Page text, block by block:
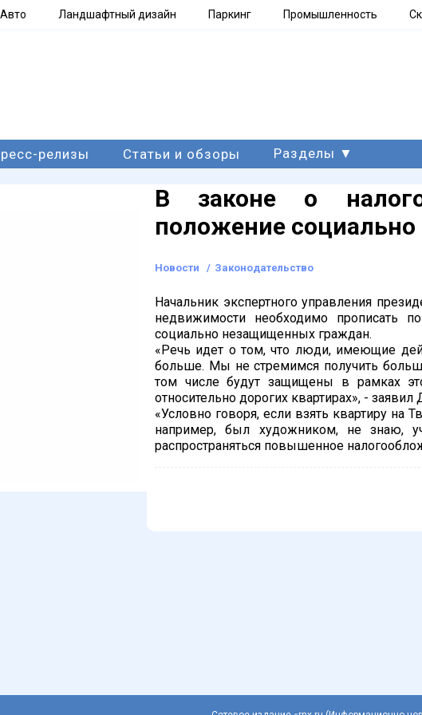
Авто Ландшафтный дизайн Паркинг Промышленность
релизы Статьи и обзоры Разделы ▼
В законе о
положение
Новости / Законодательство
Начальник экспертного управления
недвижимости необходимо прописать
социально незащищенных граждан.
«Речь идет о том, что люди, имеющие
больше. Мы не стремимся получить
том числе будут защищены в рамках
относительно дорогих квартирах», -
«Условно говоря, если взять квартиру на
например, был художником, не знаю,
распространяться повышенное